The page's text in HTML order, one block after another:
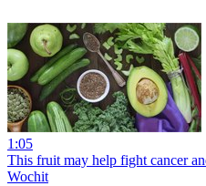
1:05
This fruit may help fight cancer
Wochit